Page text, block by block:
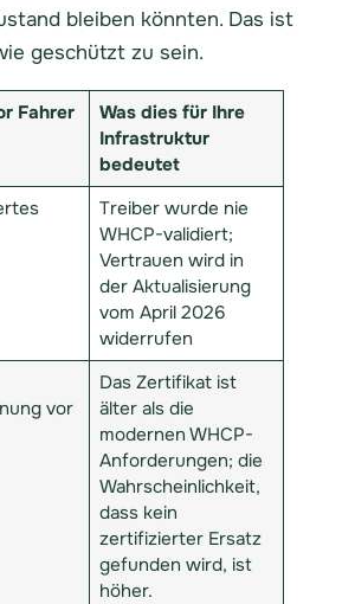
bleiben könnten. Das ist
geschützt zu sein.
Fahrer
Was dies für Ihre
Infrastruktur
bedeutet
Treiber wurde nie
WHCP-validiert;
Vertrauen wird in
der Aktualisierung
vom April 2026
widerrufen
vor
Das Zertifikat ist
älter als die
modernen WHCP-
Anforderungen; die
Wahrscheinlichkeit,
dass kein
zertifizierter Ersatz
gefunden wird, ist
höher.